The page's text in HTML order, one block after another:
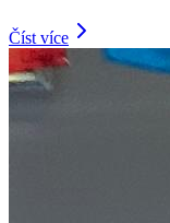
Číst více